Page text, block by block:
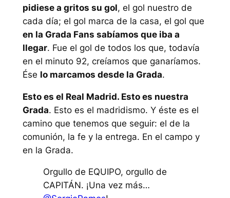
pidiese a gritos su gol, el gol nuestro de
cada día; el gol marca de la casa, el gol que
en la Grada Fans sabíamos que iba a
llegar. Fue el gol de todos los que, todavía
en el minuto 92, creíamos que ganaríamos.
Ése lo marcamos desde la Grada.
Esto es el Real Madrid. Esto es nuestra
Grada. Esto es el madridismo. Y éste es el
camino que tenemos que seguir: el de la
comunión, la fe y la entrega. En el campo y
en la Grada.
Orgullo de EQUIPO, orgullo de
CAPITÁN. ¡Una vez más…